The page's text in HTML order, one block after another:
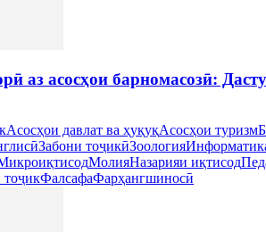
аз асосҳои барномасозӣ:
Асосҳои давлат ва ҳуқуқАсосҳои туризм
Забони тоҷикӣЗоология
МолияНазарияи иқтисод
тоҷикФалсафаФарҳангшиносӣ